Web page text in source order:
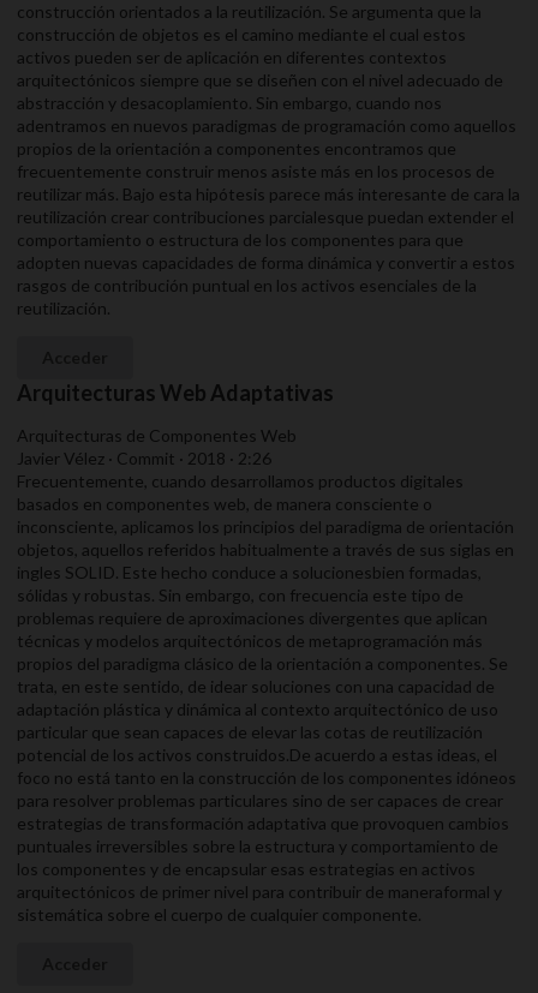
construcción orientados a la reutilización. Se argumenta que la
construcción de objetos es el camino mediante el cual estos
activos pueden ser de aplicación en diferentes contextos
arquitectónicos siempre que se diseñen con el nivel adecuado de
abstracción y desacoplamiento. Sin embargo, cuando nos
adentramos en nuevos paradigmas de programación como aquellos
propios de la orientación a componentes encontramos que
frecuentemente construir menos asiste más en los procesos de
reutilizar más. Bajo esta hipótesis parece más interesante de cara la
reutilización crear contribuciones parcialesque puedan extender el
comportamiento o estructura de los componentes para que
adopten nuevas capacidades de forma dinámica y convertir a estos
rasgos de contribución puntual en los activos esenciales de la
reutilización.
Arquitecturas Web Adaptativas
Arquitecturas de Componentes Web
Javier Vélez · Commit · 2018 · 2:26
Frecuentemente, cuando desarrollamos productos digitales
basados en componentes web, de manera consciente o
inconsciente, aplicamos los principios del paradigma de orientación
objetos, aquellos referidos habitualmente a través de sus siglas en
ingles SOLID. Este hecho conduce a solucionesbien formadas,
sólidas y robustas. Sin embargo, con frecuencia este tipo de
problemas requiere de aproximaciones divergentes que aplican
técnicas y modelos arquitectónicos de metaprogramación más
propios del paradigma clásico de la orientación a componentes. Se
trata, en este sentido, de idear soluciones con una capacidad de
adaptación plástica y dinámica al contexto arquitectónico de uso
particular que sean capaces de elevar las cotas de reutilización
potencial de los activos construidos.De acuerdo a estas ideas, el
foco no está tanto en la construcción de los componentes idóneos
para resolver problemas particulares sino de ser capaces de crear
estrategias de transformación adaptativa que provoquen cambios
puntuales irreversibles sobre la estructura y comportamiento de
los componentes y de encapsular esas estrategias en activos
arquitectónicos de primer nivel para contribuir de maneraformal y
sistemática sobre el cuerpo de cualquier componente.